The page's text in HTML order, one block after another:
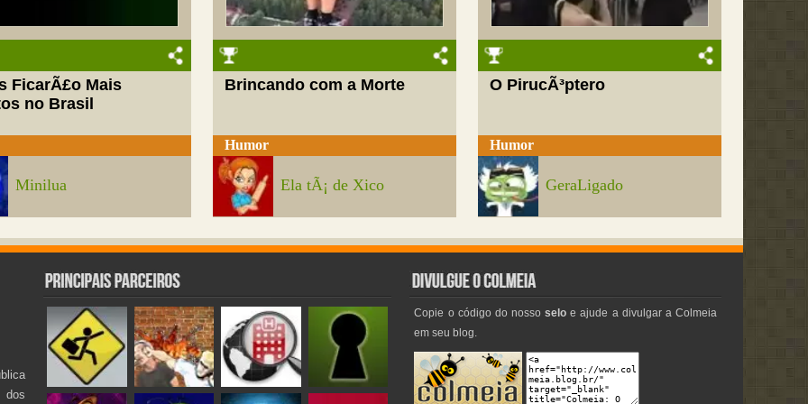
FicarÃ£o Mais
no Brasil
Minilua
Brincando com a Morte
Humor
Ela tÃ¡ de Xico
O PirucÃ³ptero
Humor
GeraLigado
dos
Copie o código do nossoselo e ajude a divulgar a Colmeia
em seu blog.